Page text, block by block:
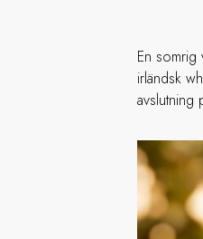
En somrig
irländsk
avslutning